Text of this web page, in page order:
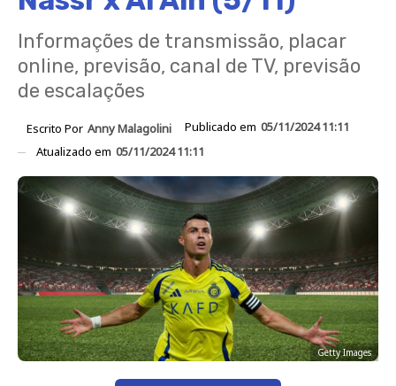
Informações de transmissão, placar
online, previsão, canal de TV, previsão
de escalações
Escrito Por Anny Malagolini Publicado em 05/11/2024 11:11
Atualizado em 05/11/2024 11:11
Getty Images